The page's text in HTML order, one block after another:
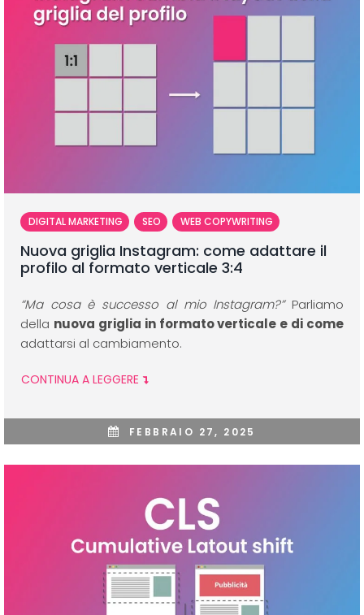
DIGITAL MARKETING SEO WEB COPYWRITING
Nuova griglia Instagram: come adattare il
profilo al formato verticale 3:4
“Ma cosa è successo al mio Instagram?”Parliamo
della nuova griglia in formato verticale e di come
adattarsi al cambiamento.
CONTINUA A LEGGERE
FEBBRAIO 27, 2025